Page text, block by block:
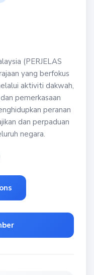
(PERJELAS
yang berfokus
aktiviti dakwah,
pemerkasaan
peranan
dan perpaduan
negara.